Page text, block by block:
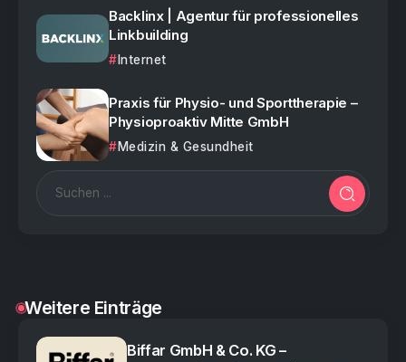
Backlinx | Agentur für professionelles
Linkbuilding
Internet
Praxis für Physio- und Sporttherapie –
Physioproaktiv Mitte GmbH
Medizin & Gesundheit
Weitere Einträge
Biffar GmbH & Co. KG –